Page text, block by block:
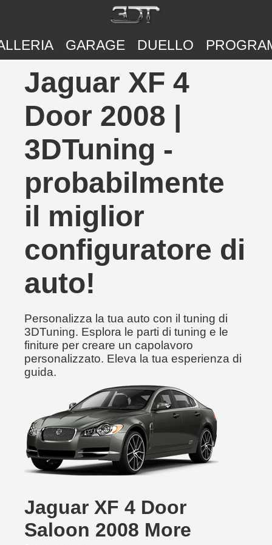
GARAGE DUELLO
Jaguar XF 4
Door 2008 |
3DTuning -
probabilmente
il miglior
configuratore di
auto!
Personalizza la tua auto con il tuning di
3DTuning. Esplora le parti di tuning e le
finiture per creare un capolavoro
personalizzato. Eleva la tua esperienza di
guida.
Jaguar XF 4 Door
Saloon 2008 More